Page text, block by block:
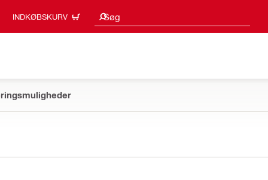
INDKØBSKURV Søg
Søgeresultater